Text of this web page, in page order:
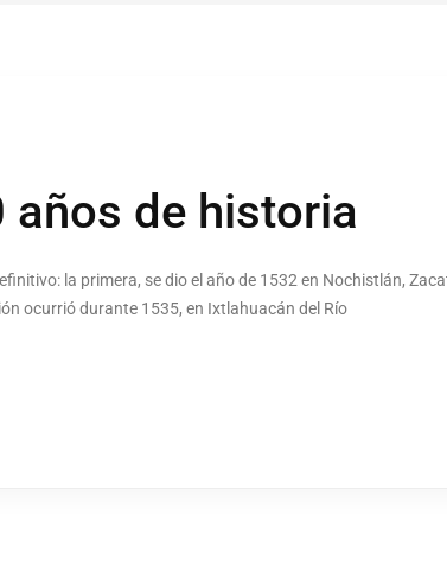
años de historia
la primera, se dio el año de 1532 en Nochistlán,
ocurrió durante 1535, en Ixtlahuacán del Río